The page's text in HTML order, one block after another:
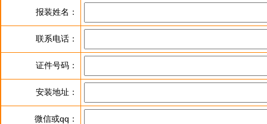
报装姓名：
联系电话：
证件号码：
安装地址：
微信或qq：